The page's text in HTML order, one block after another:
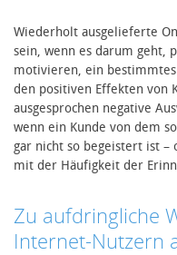
Wiederholt ausgelieferte
sein, wenn es darum geht,
motivieren, ein
den positiven Effekten von
ausgesprochen negative
wenn ein Kunde von dem
gar nicht so begeistert ist
mit der Häufigkeit der
Zu aufdringliche
Internet-Nutzern